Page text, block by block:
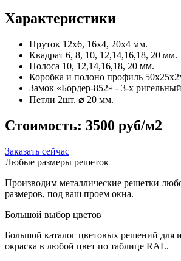
Характеристики
Пруток 12x6, 16x4, 20x4 мм.
Квадрат 6, 8, 10, 12,14,16,18, 20 мм.
Полоса 10, 12,14,16,18, 20 мм.
Коробка и полоно профиль
Замок «Бордер-852» - 3-х ригельный
Петли 2шт. ⌀ 20 мм.
Стоимость: 3500 руб/м2
Заказать сейчас
Любые размеры решеток
Производим металлические решетки
размеров, под ваш проем окна.
Большой выбор цветов
Большой каталог цветовых решений для
окраска в любой цвет по таблице RAL.